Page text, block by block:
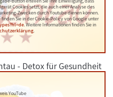
Cookies setzt, die auch einer Analyse des
Zwecken durch Youtube dienen können.
Sie in der Cookie-Policy von Google unter
. Weitere Informationen finden Sie in
.
- Detox für Gesundheit
YouTube